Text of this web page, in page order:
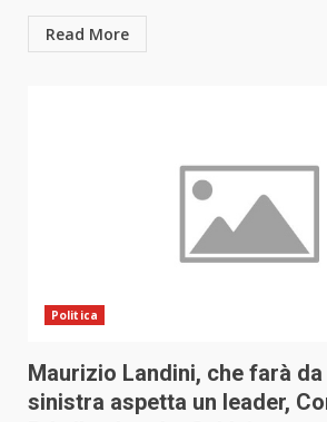
Read More
Politica
Maurizio Landini, che farà
sinistra aspetta un leader,